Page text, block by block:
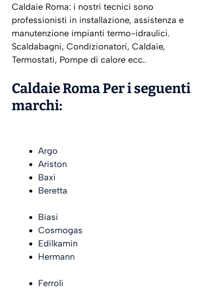
Caldaie Roma: i nostri tecnici sono
professionisti in installazione, assistenza e
manutenzione impianti termo-idraulici.
Scaldabagni, Condizionatori, Caldaie,
Termostati, Pompe di calore ecc..
Caldaie Roma Per i seguenti
marchi:
Argo
Ariston
Baxi
Beretta
Biasi
Cosmogas
Edilkamin
Hermann
Ferroli